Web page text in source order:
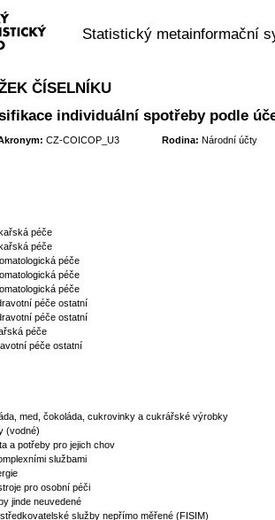
Statistický metainformační
ČÍSELNÍKU
individuální spotřeby podle
CZ-COICOP_U3 Rodina: Národní účty
péče
péče
péče
péče
péče
péče ostatní
péče ostatní
péče
péče ostatní
med, čokoláda, cukrovinky a cukrářské výrobky
(vodné)
a potřeby pro jejich chov
službami
pro osobní péči
jinde neuvedené
služby nepřímo měřené (FISIM)